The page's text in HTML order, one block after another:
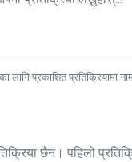
लागि प्रकाशित
छैन। पहिलो